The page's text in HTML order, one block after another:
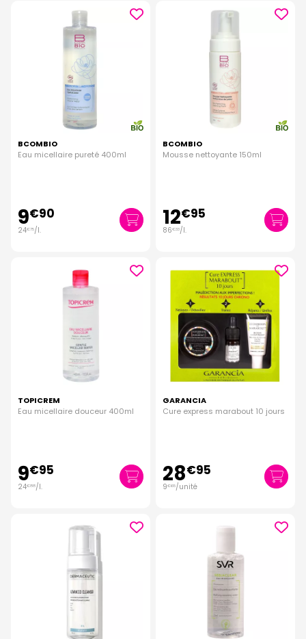
BCOMBIO
Eau micellaire pureté 400ml
9€90
24€75/l.
BCOMBIO
Mousse nettoyante 150ml
12€95
86€33/l.
TOPICREM
Eau micellaire douceur 400ml
9€95
24€88/l.
GARANCIA
Cure express marabout 10 jours
28€95
9€65/unité